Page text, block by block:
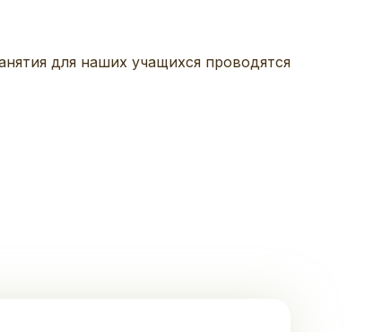
для наших учащихся проводятся